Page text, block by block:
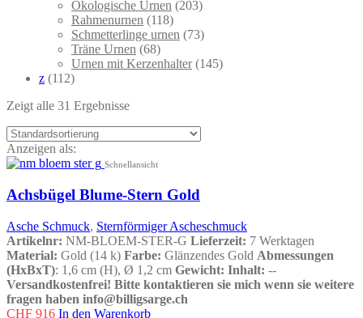
Ökologische Urnen (203)
Rahmenurnen (118)
Schmetterlinge urnen (73)
Träne Urnen (68)
Urnen mit Kerzenhalter (145)
z (112)
Zeigt alle 31 Ergebnisse
Anzeigen als:
Schnellansicht
Achsbügel Blume-Stern Gold
Asche Schmuck, Sternförmiger Ascheschmuck
Artikelnr: NM-BLOEM-STER-G Lieferzeit: 7 Werktagen
Material: Gold (14 k) Farbe: Glänzendes Gold Abmessungen
(HxBxT): 1,6 cm (H), Ø 1,2 cm Gewicht: Inhalt: --
Versandkostenfrei! Bitte kontaktieren sie mich wenn sie weitere
fragen haben info@billigsarge.ch
CHF 916 In den Warenkorb